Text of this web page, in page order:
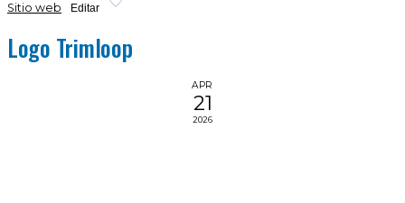
Sitio web Editar
Logo Trimloop
APR
21
2026